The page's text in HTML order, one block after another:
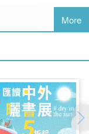
More